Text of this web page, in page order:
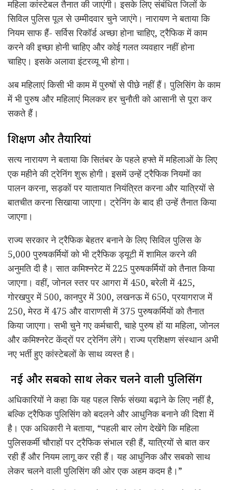
महिला कांस्टेबल तैनात की जाएंगी। इसके लिए संबंधित जिलों के
सिविल पुलिस पूल से उम्मीदवार चुने जाएंगे। नारायण ने बताया कि
नियम साफ हैं- सर्विस रिकॉर्ड अच्छा होना चाहिए, ट्रैफिक में काम
करने की इच्छा होनी चाहिए और कोई गलत व्यवहार नहीं होना
चाहिए। इसके अलावा इंटरव्यू भी होगा।
अब महिलाएं किसी भी काम में पुरुषों से पीछे नहीं हैं। पुलिसिंग के काम
में भी पुरुष और महिलाएं मिलकर हर चुनौती को आसानी से पूरा कर
सकते हैं।
प्रशिक्षण और तैयारियां
सत्य नारायण ने बताया कि सितंबर के पहले हफ्ते में महिलाओं के लिए
एक महीने की ट्रेनिंग शुरू होगी। इसमें उन्हें ट्रैफिक नियमों का
पालन करना, सड़कों पर यातायात नियंत्रित करना और यात्रियों से
बातचीत करना सिखाया जाएगा। ट्रेनिंग के बाद ही उन्हें तैनात किया
जाएगा।
राज्य सरकार ने ट्रैफिक बेहतर बनाने के लिए सिविल पुलिस के
5,000 पुरुषकर्मियों को भी ट्रैफिक ड्यूटी में शामिल करने की
अनुमति दी है। सात कमिश्नरेट में 225 पुरुषकर्मियों को तैनात किया
जाएगा। वहीं, जोनल स्तर पर आगरा में 450, बरेली में 425,
गोरखपुर में 500, कानपुर में 300, लखनऊ में 650, प्रयागराज में
250, मेरठ में 475 और वाराणसी में 375 पुरुषकर्मियों को तैनात
किया जाएगा। सभी चुने गए कर्मचारी, चाहे पुरुष हों या महिला, जोनल
और कमिश्नरेट केंद्रों पर ट्रेनिंग लेंगे। राज्य प्रशिक्षण संस्थान अभी
नए भर्ती हुए कांस्टेबलों के साथ व्यस्त है।
नई और सबको साथ लेकर चलने वाली पुलिसिंग
अधिकारियों ने कहा कि यह पहल सिर्फ संख्या बढ़ाने के लिए नहीं है,
बल्कि ट्रैफिक पुलिसिंग को बदलने और आधुनिक बनाने की दिशा में
है। एक अधिकारी ने बताया, “पहली बार लोग देखेंगे कि महिला
पुलिसकर्मी चौराहों पर ट्रैफिक संभाल रही हैं, यात्रियों से बात कर
रही हैं और नियम लागू कर रही हैं। यह आधुनिक और सबको साथ
लेकर चलने वाली पुलिसिंग की ओर एक अहम कदम है।”